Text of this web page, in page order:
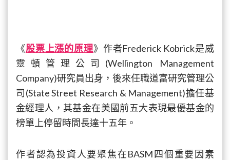
《股票上漲的原理》作者Frederick Kobrick是威
靈頓管理公司(Wellington Management
Company)研究員出身，後來任職道富研究管理公
司(State Street Research & Management)擔任基
金經理人，其基金在美國前五大表現最優基金的
榜單上停留時間長達十五年。
作者認為投資人要聚焦在BASM四個重要因素